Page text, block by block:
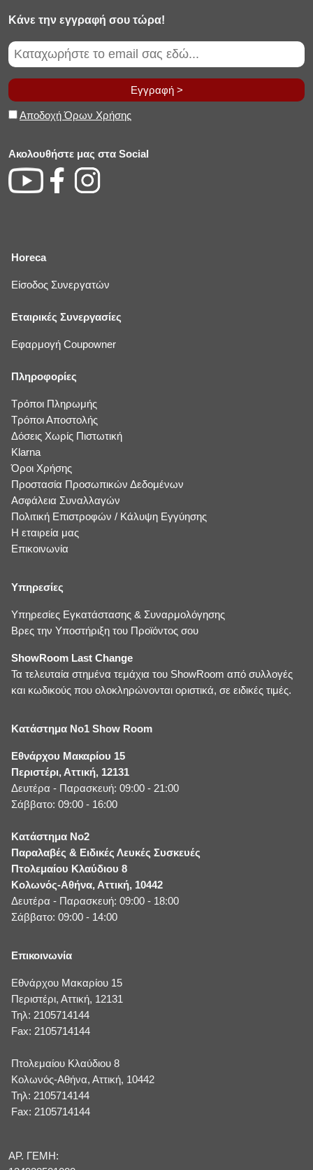
Κάνε την εγγραφή σου τώρα!
Εγγραφή >
Αποδοχή Όρων Χρήσης
Ακολουθήστε μας στα Social
Horeca
Είσοδος Συνεργατών
Εταιρικές Συνεργασίες
Εφαρμογή Coupowner
Πληροφορίες
Τρόποι Πληρωμής
Τρόποι Αποστολής
Δόσεις Χωρίς Πιστωτική
Klarna
Όροι Χρήσης
Προστασία Προσωπικών Δεδομένων
Ασφάλεια Συναλλαγών
Πολιτική Επιστροφών / Κάλυψη Εγγύησης
Η εταιρεία μας
Επικοινωνία
Υπηρεσίες
Υπηρεσίες Εγκατάστασης & Συναρμολόγησης
Βρες την Υποστήριξη του Προϊόντος σου
ShowRoom Last Change
Τα τελευταία στημένα τεμάχια του ShowRoom από συλλογές
και κωδικούς που ολοκληρώνονται οριστικά, σε ειδικές τιμές.
Κατάστημα No1 Show Room
Εθνάρχου Μακαρίου 15
Περιστέρι, Αττική, 12131
Δευτέρα - Παρασκευή: 09:00 - 21:00
Σάββατο: 09:00 - 16:00
Κατάστημα No2
Παραλαβές & Ειδικές Λευκές Συσκευές
Πτολεμαίου Κλαύδιου 8
Κολωνός-Αθήνα, Αττική, 10442
Δευτέρα - Παρασκευή: 09:00 - 18:00
Σάββατο: 09:00 - 14:00
Επικοινωνία
Εθνάρχου Μακαρίου 15
Περιστέρι, Αττική, 12131
Τηλ: 2105714144
Fax: 2105714144
Πτολεμαίου Κλαύδιου 8
Κολωνός-Αθήνα, Αττική, 10442
Τηλ: 2105714144
Fax: 2105714144
ΑΡ. ΓΕΜΗ: